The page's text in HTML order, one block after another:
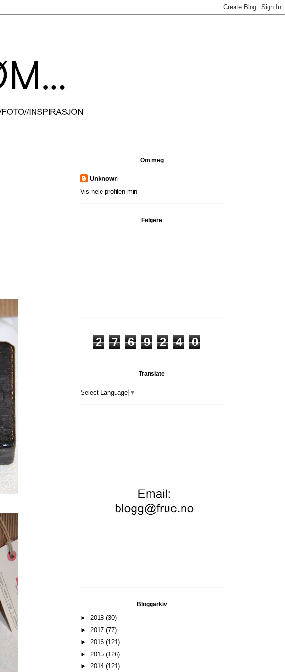
Om meg
Unknown
Vis hele profilen min
Følgere
2 7 6 9 2 4 0
Translate
Select Language ▼
Bloggarkiv
► 2018 (30)
► 2017 (77)
► 2016 (121)
► 2015 (126)
► 2014 (121)